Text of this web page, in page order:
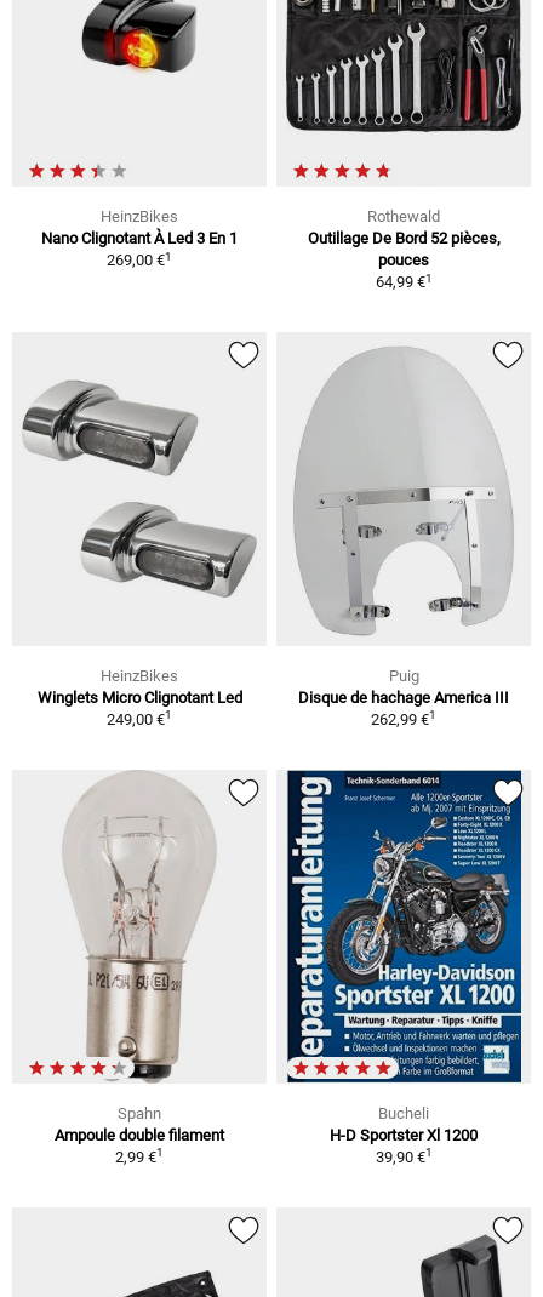
HeinzBikes
Nano Clignotant À Led 3 En 1
269,00 €1
Rothewald
Outillage De Bord 52 pièces,
pouces
64,99 €1
HeinzBikes
Winglets Micro Clignotant Led
249,00 €1
Puig
Disque de hachage America III
262,99 €1
Spahn
Ampoule double filament
2,99 €1
Bucheli
H-D Sportster Xl 1200
39,90 €1